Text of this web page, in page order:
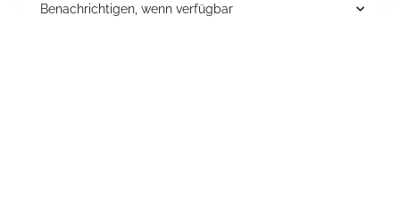
Benachrichtigen, wenn verfügbar